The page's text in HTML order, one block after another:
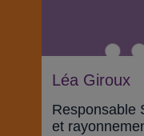
Léa Giroux
Responsable
et